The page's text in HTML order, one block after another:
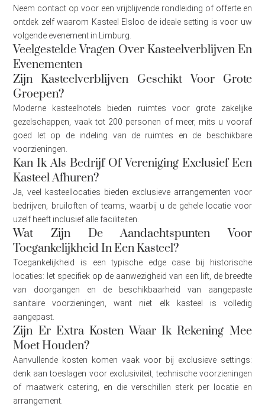
Neem contact op voor een vrijblijvende rondleiding of offerte en
ontdek zelf waarom Kasteel Elsloo de ideale setting is voor uw
volgende evenement in Limburg.
Veelgestelde Vragen Over Kasteelverblijven En
Evenementen
Zijn Kasteelverblijven Geschikt Voor Grote
Groepen?
Moderne kasteelhotels bieden ruimtes voor grote zakelijke
gezelschappen, vaak tot 200 personen of meer, mits u vooraf
goed let op de indeling van de ruimtes en de beschikbare
voorzieningen.
Kan Ik Als Bedrijf Of Vereniging Exclusief Een
Kasteel Afhuren?
Ja, veel kasteellocaties bieden exclusieve arrangementen voor
bedrijven, bruiloften of teams, waarbij u de gehele locatie voor
uzelf heeft inclusief alle faciliteiten.
Wat Zijn De Aandachtspunten Voor
Toegankelijkheid In Een Kasteel?
Toegankelijkheid is een typische edge case bij historische
locaties: let specifiek op de aanwezigheid van een lift, de breedte
van doorgangen en de beschikbaarheid van aangepaste
sanitaire voorzieningen, want niet elk kasteel is volledig
aangepast.
Zijn Er Extra Kosten Waar Ik Rekening Mee
Moet Houden?
Aanvullende kosten komen vaak voor bij exclusieve settings:
denk aan toeslagen voor exclusiviteit, technische voorzieningen
of maatwerk catering, en die verschillen sterk per locatie en
arrangement.